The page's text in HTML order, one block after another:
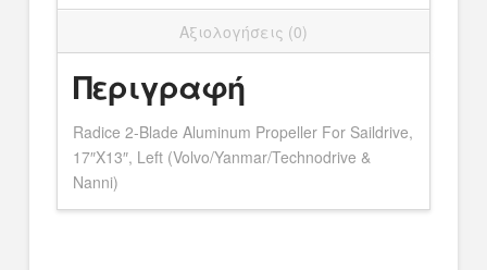
Αξιολογήσεις (0)
Περιγραφή
Radice 2-Blade Aluminum Propeller For Saildrive,
17″X13″, Left (Volvo/Yanmar/Technodrive &
Nanni)